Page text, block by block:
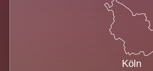
Köln